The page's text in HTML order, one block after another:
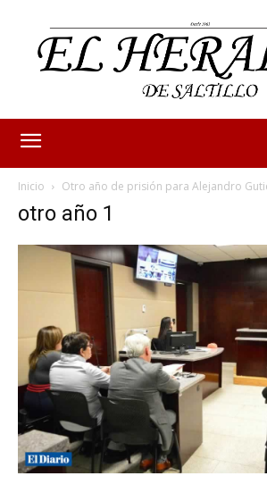
Inicio Otro año de prisión para Alejandro
otro año 1